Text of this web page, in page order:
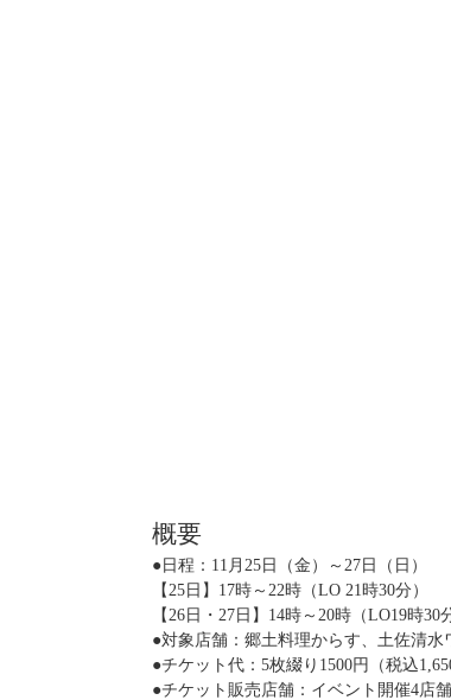
概要
●日程：11月25日（金）～27日（日）
【25日】17時～22時（LO 21時30分）
【26日・27日】14時～20時（LO19時30
●対象店舗：郷土料理からす、土佐清
●チケット代：5枚綴り1500円（税込
●チケット販売店舗：イベント開催4店舗